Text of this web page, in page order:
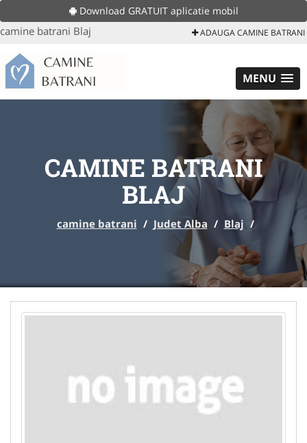
Download GRATUIT aplicatie mobil
camine batrani Blaj ADAUGA CAMINE BATRANI
MENU
CAMINE BATRANI
BLAJ
camine batrani / Judet Alba / Blaj /